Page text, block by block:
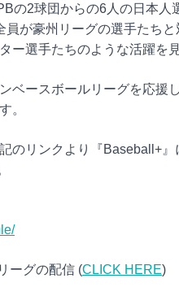
の2球団からの6人の日本
が豪州リーグの選手たち
ー選手たちのような活躍を
ベースボールリーグを応援
。
のリンクより『Baseball+
ーグの配信 (CLICK HERE)